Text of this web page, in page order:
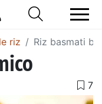
riz Riz basmati